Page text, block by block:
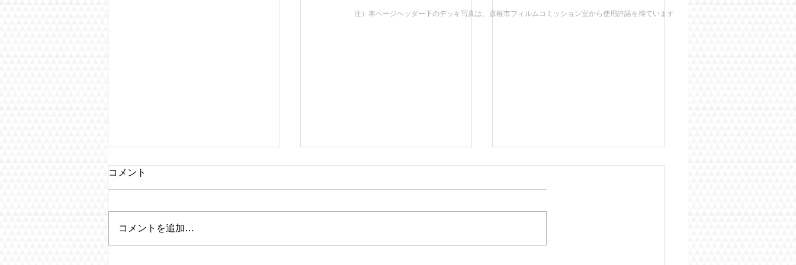
コメント
コメントを追加…
注）本ページヘッダー下のデッキ写真は、彦根市フィルムコミッション室から使用許諾を得ています